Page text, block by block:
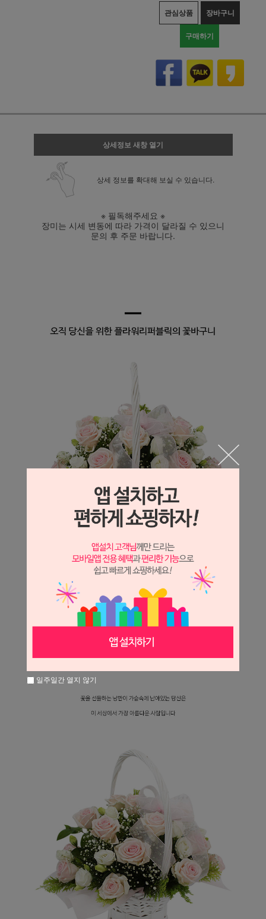
관심상품 장바구니
구매하기
상세정보 새창 열기
상세 정보를 확대해 보실 수 있습니다.
※ 필독해주세요 ※
장미는 시세 변동에 따라 가격이 달라질 수 있으니
문의 후 주문 바랍니다.
일주일간 열지 않기